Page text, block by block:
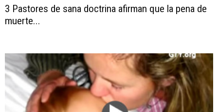
3 Pastores de sana doctrina afirman que la pena de
muerte...